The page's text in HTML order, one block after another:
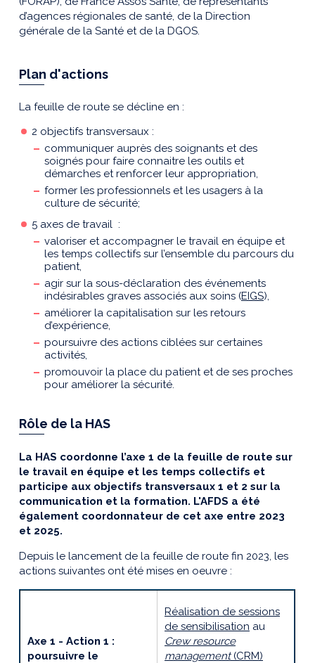
d’agences régionales de santé, de la Direction
générale de la Santé et de la DGOS.
Plan d'actions
La feuille de route se décline en :
2 objectifs transversaux :
communiquer auprès des soignants et des
soignés pour faire connaitre les outils et
démarches et renforcer leur appropriation,
former les professionnels et les usagers à la
culture de sécurité;
5 axes de travail :
valoriser et accompagner le travail en équipe et
les temps collectifs sur l’ensemble du parcours du
patient,
agir sur la sous-déclaration des événements
indésirables graves associés aux soins (EIGS),
améliorer la capitalisation sur les retours
d’expérience,
poursuivre des actions ciblées sur certaines
activités,
promouvoir la place du patient et de ses proches
pour améliorer la sécurité.
Rôle de la HAS
La HAS coordonne l’axe 1 de la feuille de route sur
le travail en équipe et les temps collectifs et
participe aux objectifs transversaux 1 et 2 sur la
communication et la formation. L'AFDS a été
également coordonnateur de cet axe entre 2023
et 2025.
Depuis le lancement de la feuille de route fin 2023, les
actions suivantes ont été mises en oeuvre :
Axe 1 - Action 1 :
poursuivre le
Réalisation de sessions
de sensibilisation au
Crew resource
management(CRM)